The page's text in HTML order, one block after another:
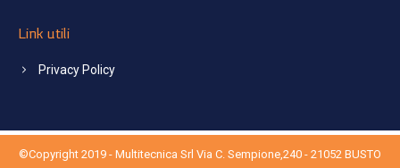
Link utili
Privacy Policy
©Copyright 2019 - Multitecnica Srl Via C. Sempione,240 - 21052 BUSTO